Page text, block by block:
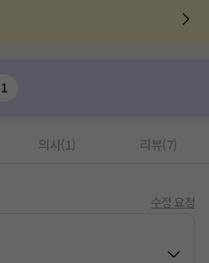
1
의사(1) 리뷰(7)
수정 요청